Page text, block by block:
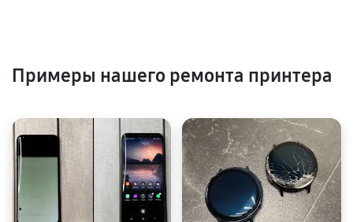
Примеры нашего ремонта принтера